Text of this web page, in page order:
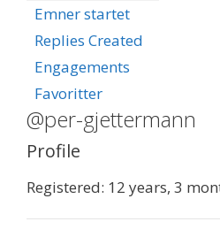
Emner startet
Replies Created
Engagements
Favoritter
@per-gjettermann
Profile
Registered: 12 years, 3